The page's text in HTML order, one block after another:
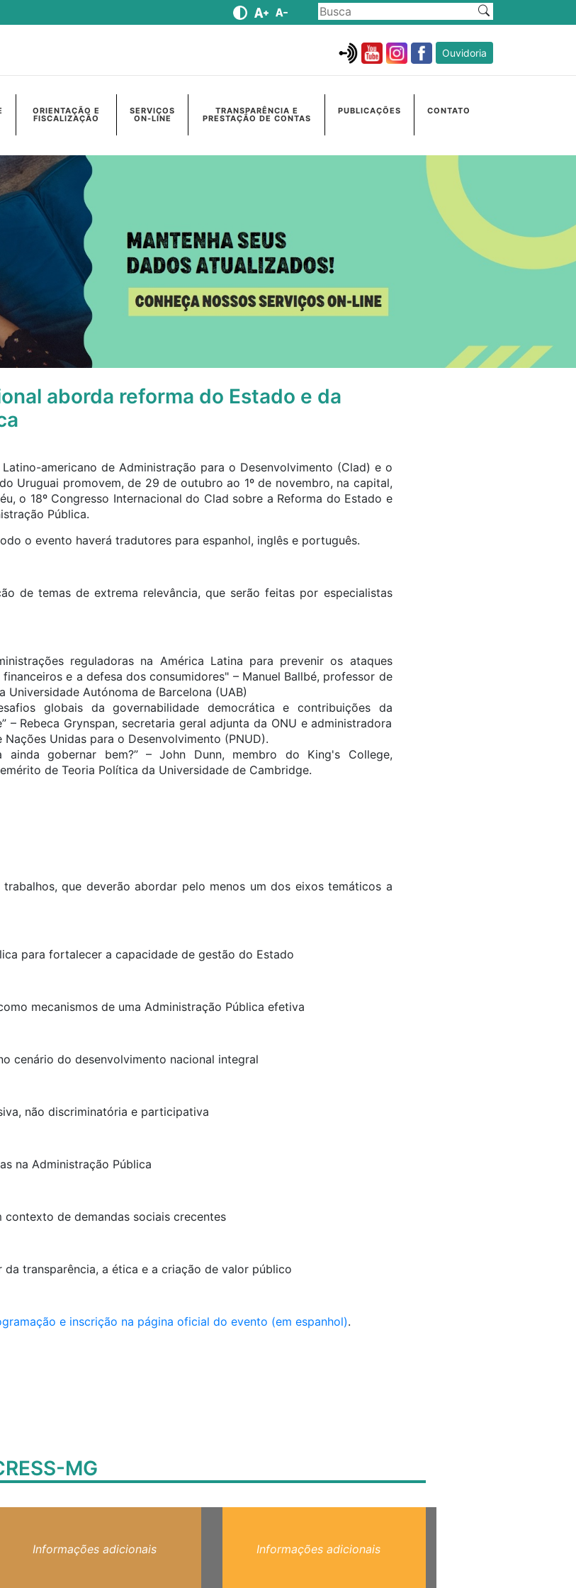
Ouvidoria
ORIENTAÇÃO E
FISCALIZAÇÃO
SERVIÇOS
ON-LINE
TRANSPARÊNCIA E
PRESTAÇÃO DE CONTAS
PUBLICAÇÕES CONTATO
aborda reforma do Estado e da
Latino-americano de Administração para o Desenvolvimento (Clad) e o
Uruguai promovem, de 29 de outubro ao 1º de novembro, na capital,
o 18º Congresso Internacional do Clad sobre a Reforma do Estado e
Pública.
o evento haverá tradutores para espanhol, inglês e português.
de temas de extrema relevância, que serão feitas por especialistas
reguladoras na América Latina para prevenir os ataques
e a defesa dos consumidores" – Manuel Ballbé, professor de
Universidade Autónoma de Barcelona (UAB)
globais da governabilidade democrática e contribuições da
– Rebeca Grynspan, secretaria geral adjunta da ONU e administradora
Unidas para o Desenvolvimento (PNUD).
ainda gobernar bem?” – John Dunn, membro do King's College,
de Teoria Política da Universidade de Cambridge.
que deverão abordar pelo menos um dos eixos temáticos a
para fortalecer a capacidade de gestão do Estado
mecanismos de uma Administração Pública efetiva
cenário do desenvolvimento nacional integral
não discriminatória e participativa
na Administração Pública
de demandas sociais crecentes
transparência, a ética e a criação de valor público
e inscrição na página oficial do evento (em espanhol).
MG
Informações adicionais Informações adicionais